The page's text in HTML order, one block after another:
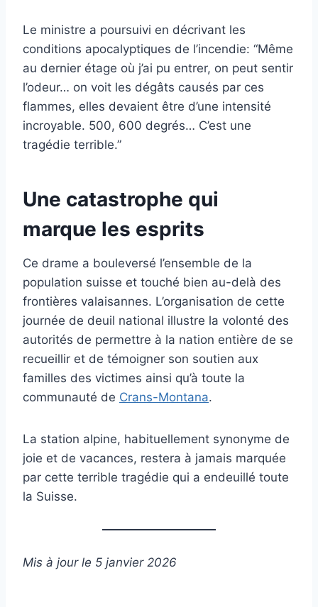
Le ministre a poursuivi en décrivant les
conditions apocalyptiques de l’incendie: “Même
au dernier étage où j’ai pu entrer, on peut sentir
l’odeur… on voit les dégâts causés par ces
flammes, elles devaient être d’une intensité
incroyable. 500, 600 degrés… C’est une
tragédie terrible.”
Une catastrophe qui
marque les esprits
Ce drame a bouleversé l’ensemble de la
population suisse et touché bien au-delà des
frontières valaisannes. L’organisation de cette
journée de deuil national illustre la volonté des
autorités de permettre à la nation entière de se
recueillir et de témoigner son soutien aux
familles des victimes ainsi qu’à toute la
communauté de Crans-Montana.
La station alpine, habituellement synonyme de
joie et de vacances, restera à jamais marquée
par cette terrible tragédie qui a endeuillé toute
la Suisse.
Mis à jour le 5 janvier 2026